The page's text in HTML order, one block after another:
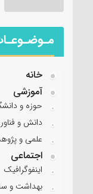
خانه
آموزشی
حوزه و
دانش و
علمی و
اجتماعی
اینفوگرافیک
بهداشت و